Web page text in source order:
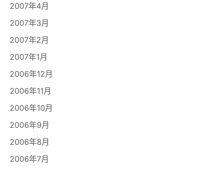
2007年4月
2007年3月
2007年2月
2007年1月
2006年12月
2006年11月
2006年10月
2006年9月
2006年8月
2006年7月